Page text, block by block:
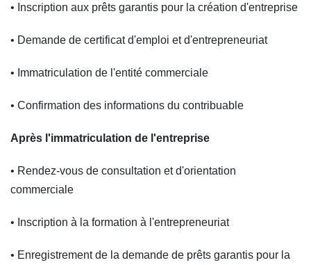
• Inscription aux prêts garantis pour la création d'entreprise
• Demande de certificat d'emploi et d'entrepreneuriat
• Immatriculation de l'entité commerciale
• Confirmation des informations du contribuable
Après l'immatriculation de l'entreprise
• Rendez-vous de consultation et d'orientation
commerciale
• Inscription à la formation à l'entrepreneuriat
• Enregistrement de la demande de prêts garantis pour la